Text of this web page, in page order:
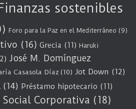
sostenibles
Foro para la Paz en el Mediterráneo (9)
(16) Grecia (11) Haruki
José M. Domínguez
Casasola Díaz (10) Jot Down (12)
(14) Préstamo hipotecario (11)
Corporativa (18)